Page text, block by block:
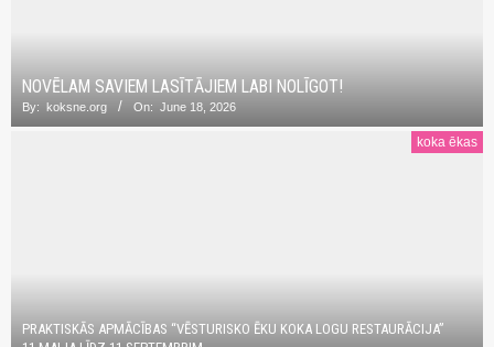
NOVĒLAM SAVIEM LASĪTĀJIEM LABI NOLĪGOT!
By: koksne.org On: June 18, 2026
koka ēkas
PRAKTISKĀS APMĀCĪBAS “VĒSTURISKO ĒKU KOKA LOGU RESTAURĀCIJA”